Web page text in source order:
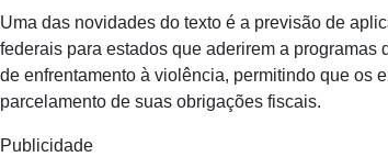
Uma das novidades do texto é a previsão de
federais para estados que aderirem a
de enfrentamento à violência, permitindo que os
parcelamento de suas obrigações fiscais.
Publicidade